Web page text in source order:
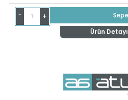
- +
Ürün Detayı